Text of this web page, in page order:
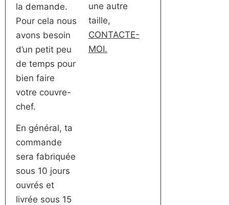
la demande.
Pour cela nous
avons besoin
d’un petit peu
de temps pour
bien faire
votre couvre-
chef.
En général, ta
commande
sera fabriquée
sous 10 jours
ouvrés et
livrée sous 15
une autre
taille,
CONTACTE-
MOI.